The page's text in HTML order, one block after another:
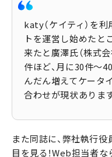
katy（ケイティ）を
トを運営し始めたと
来たと廣澤氏（株式
件ほど、月に30件〜
んだん増えてケータ
合わせが現状あります
また同誌に、弊社執行
目を見る！Web担当者